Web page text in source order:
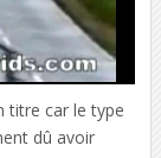
titre car le type
dû avoir